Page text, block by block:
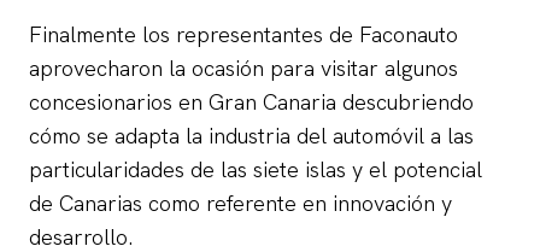
Finalmente los representantes de Faconauto
aprovecharon la ocasión para visitar algunos
concesionarios en Gran Canaria descubriendo
cómo se adapta la industria del automóvil a las
particularidades de las siete islas y el potencial
de Canarias como referente en innovación y
desarrollo.